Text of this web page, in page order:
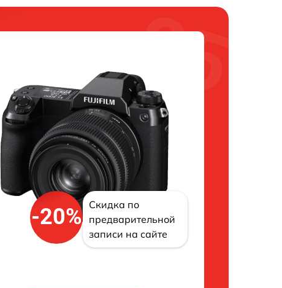
-20%
Скидка по
предварительной
записи на сайте